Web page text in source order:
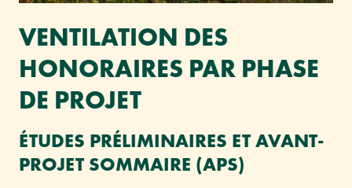
VENTILATION DES
HONORAIRES PAR PHASE
DE PROJET
ÉTUDES PRÉLIMINAIRES ET AVANT-
PROJET SOMMAIRE (APS)